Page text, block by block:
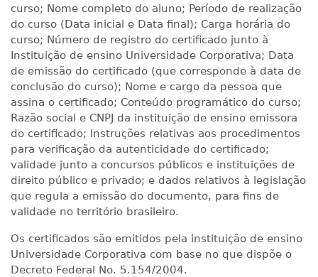
curso; Nome completo do aluno; Período de realização
do curso (Data inicial e Data final); Carga horária do
curso; Número de registro do certificado junto à
Instituição de ensino Universidade Corporativa; Data
de emissão do certificado (que corresponde à data de
conclusão do curso); Nome e cargo da pessoa que
assina o certificado; Conteúdo programático do curso;
Razão social e CNPJ da instituição de ensino emissora
do certificado; Instruções relativas aos procedimentos
para verificação da autenticidade do certificado;
validade junto a concursos públicos e instituições de
direito público e privado; e dados relativos à legislação
que regula a emissão do documento, para fins de
validade no território brasileiro.
Os certificados são emitidos pela instituição de ensino
Universidade Corporativa com base no que dispõe o
Decreto Federal No. 5.154/2004.